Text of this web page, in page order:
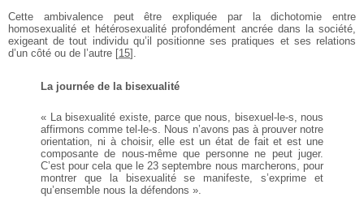
Cette ambivalence peut être expliquée par la dichotomie entre
homosexualité et hétérosexualité profondément ancrée dans lasociété,
exigeant de tout individuqu’il positionne ses pratiques et ses relations
d’un côté ou de l’autre [15]
La journée de la bisexualité
« La bisexualité existe, parce que nous, bisexuel-le-s, nous
affirmons comme tel-le-s. Nous n’avons pas à prouver notre
orientation, ni àchoisir, elle est un état de fait et est une
composante de nous-mêmeque personne ne peut juger.
C’est pour cela que le 23 septembre nous marcherons, pour
montrer que la bisexualité se manifeste,
s’exprime et
qu’ensemble nous la défendons ».